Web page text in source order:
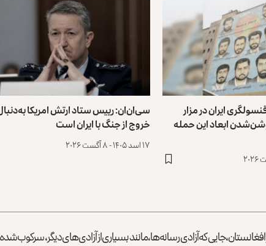
ایران در مزار
ابعاد این حمله
سی‌ان‌ان: رییس ستاد ارتش امریکا
خروج از جنگ با ایران است
۱۷ اسد ۱۴۰۵ - ۸ آگست ۲۰۲۶
جایی که آزادی رسانه‌ها، مانند بسیاری از آزادی‌های دیگر، سرکوب